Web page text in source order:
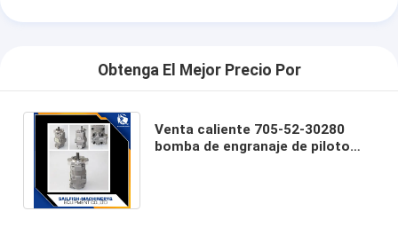
Obtenga El Mejor Precio Por
Venta caliente 705-52-30280
bomba de engranaje de piloto